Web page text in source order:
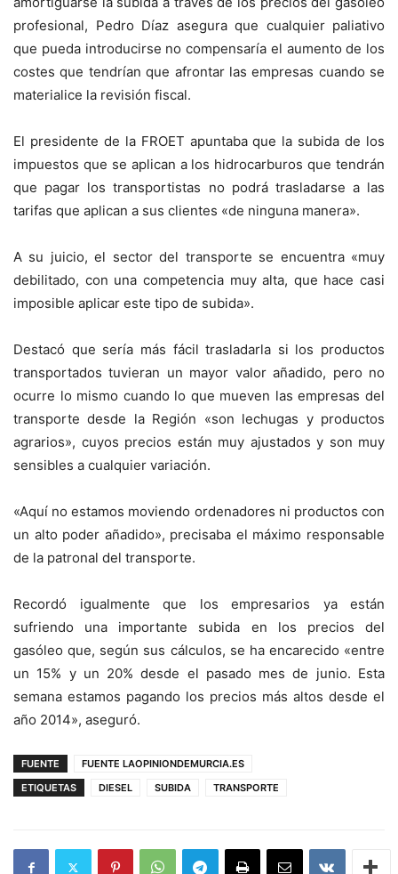
profesional, Pedro Díaz asegura que cualquier paliativo
que pueda introducirse no compensaría el aumento de los
costes que tendrían que afrontar las empresas cuando se
materialice la revisión fiscal.
El presidente de la FROET apuntaba que la subida de los
impuestos que se aplican a los hidrocarburos que tendrán
que pagar los transportistas no podrá trasladarse a las
tarifas que aplican a sus clientes «de ninguna manera».
A su juicio, el sector del transporte se encuentra «muy
debilitado, con una competencia muy alta, que hace casi
imposible aplicar este tipo de subida».
Destacó que sería más fácil trasladarla si los productos
transportados tuvieran un mayor valor añadido, pero no
ocurre lo mismo cuando lo que mueven las empresas del
transporte desde la Región «son lechugas y productos
agrarios», cuyos precios están muy ajustados y son muy
sensibles a cualquier variación.
«Aquí no estamos moviendo ordenadores ni productos con
un alto poder añadido», precisaba el máximo responsable
de la patronal del transporte.
Recordó igualmente que los empresarios ya están
sufriendo una importante subida en los precios del
gasóleo que, según sus cálculos, se ha encarecido «entre
un 15% y un 20% desde el pasado mes de junio. Esta
semana estamos pagando los precios más altos desde el
año 2014», aseguró.
FUENTE
FUENTE LAOPINIONDEMURCIA.ES
ETIQUETAS
DIESEL SUBIDA TRANSPORTE